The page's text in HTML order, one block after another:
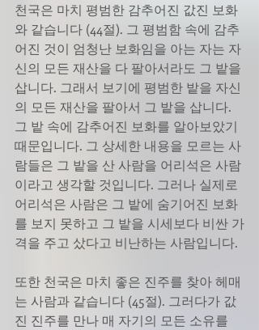
천국은 마치 평범한 감추어진 값진 보화
와 같습니다 (44절). 그 평범함 속에 감추
어진 것이 엄청난 보화임을 아는 자는 자
신의 모든 재산을 다 팔아서라도 그 밭을
삽니다. 그래서 보기에 평범한 밭을 자신
의 모든 재산을 팔아서 그 밭을 삽니다.
그 밭 속에 감추어진 보화를 알아보았기
때문입니다. 그 상세한 내용을 모르는 사
람들은 그 밭을 산 사람을 어리석은 사람
이라고 생각할 것입니다. 그러나 실제로
어리석은 사람은 그 밭에 숨기어진 보화
를 보지 못하고 그 밭을 시세보다 비싼 가
격을 주고 샀다고 비난하는 사람입니다.
또한 천국은 마치 좋은 진주를 찾아 헤매
는 사람과 같습니다 (45절). 그러다가 값
진 진주를 만나 매 자기의 모든 소유를